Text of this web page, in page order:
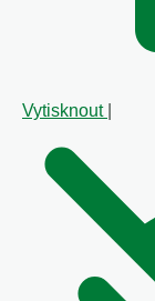
Vytisknout